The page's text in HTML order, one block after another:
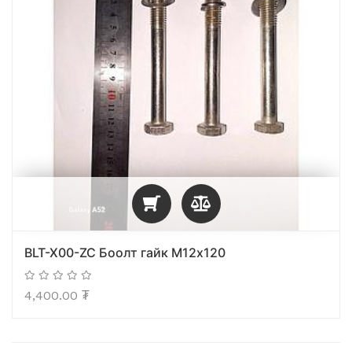
BLT-X00-ZC Боолт гайк М12х120
4,400.00 ₮